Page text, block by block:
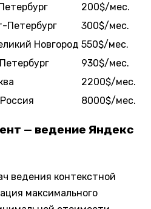
200$/мес.
Петербург
300$/мес.
Новгород 550$/мес.
930$/мес.
2200$/мес.
8000$/мес.
— ведение Яндекс
ведения контекстной
максимального